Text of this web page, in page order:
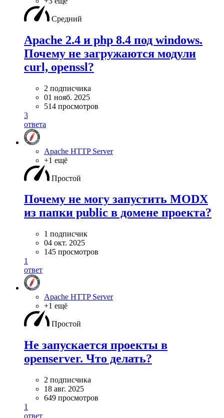
Средний
Apache 2.4 и php 8.4 под windows.
Почему не загружаются модули
curl, openssl?
2 подписчика
01 нояб. 2025
514 просмотров
3
ответа
Apache HTTP Server
+1 ещё
Простой
Почему не могу запустить MODX
из папки public в домене проекта?
1 подписчик
04 окт. 2025
145 просмотров
1
ответ
Apache HTTP Server
+1 ещё
Простой
Не запускается проекты в
openserver. Что делать?
2 подписчика
18 авг. 2025
649 просмотров
1
ответ